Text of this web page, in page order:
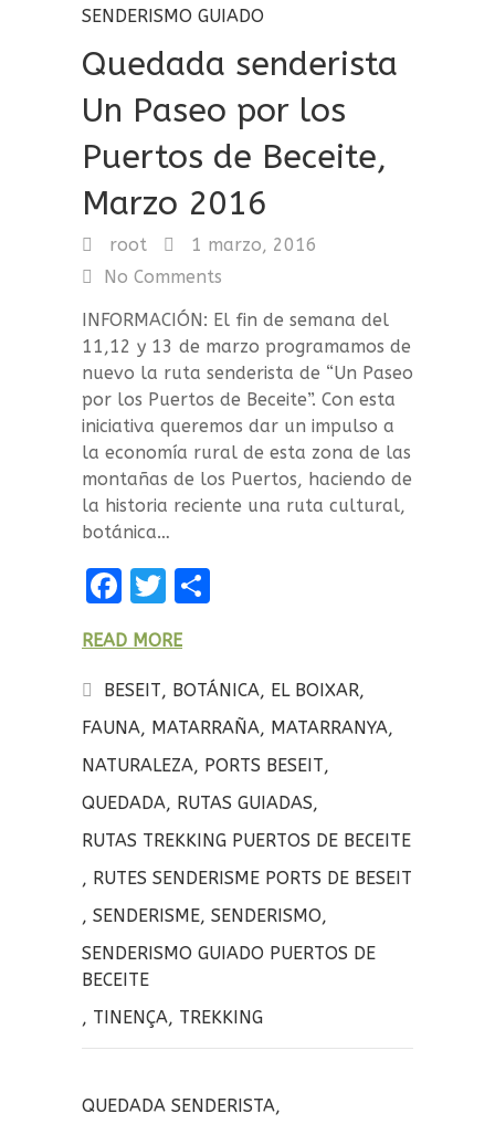
SENDERISMO GUIADO
Quedada senderista
Un Paseo por los
Puertos de Beceite,
Marzo 2016
root
1 marzo, 2016
No Comments
INFORMACIÓN: El fin de semana del
11,12 y 13 de marzo programamos de
nuevo la ruta senderista de “Un Paseo
por los Puertos de Beceite”. Con esta
iniciativa queremos dar un impulso a
la economía rural de esta zona de las
montañas de los Puertos, haciendo de
la historia reciente una ruta cultural,
botánica…
F
ce
b
o
o
k
T
it
te
r
p
a
rt
ir
READ MORE
BESEIT, BOTÁNICA, EL BOIXAR,
FAUNA, MATARRAÑA, MATARRANYA,
NATURALEZA, PORTS BESEIT,
QUEDADA, RUTAS GUIADAS,
RUTAS TREKKING PUERTOS DE BECEITE
, RUTES SENDERISME PORTS DE BESEIT
, SENDERISME, SENDERISMO,
SENDERISMO GUIADO PUERTOS DE
BECEITE
, TINENÇA, TREKKING
QUEDADA SENDERISTA,